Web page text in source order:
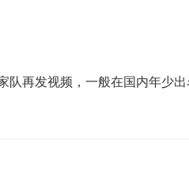
队再发视频，一般在国内年少